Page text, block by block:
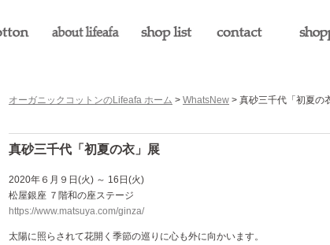
オーガニックコットンのLifeafa ホーム > WhatsNew > 真砂三千代「初夏の
真砂三千代「初夏の衣」展
2020年６月９日(火) ～ 16日(火)
松屋銀座 ７階和の座ステージ
https://www.matsuya.com/ginza/
太陽に照らされて花開く季節の巡りに心も外に向かいます。